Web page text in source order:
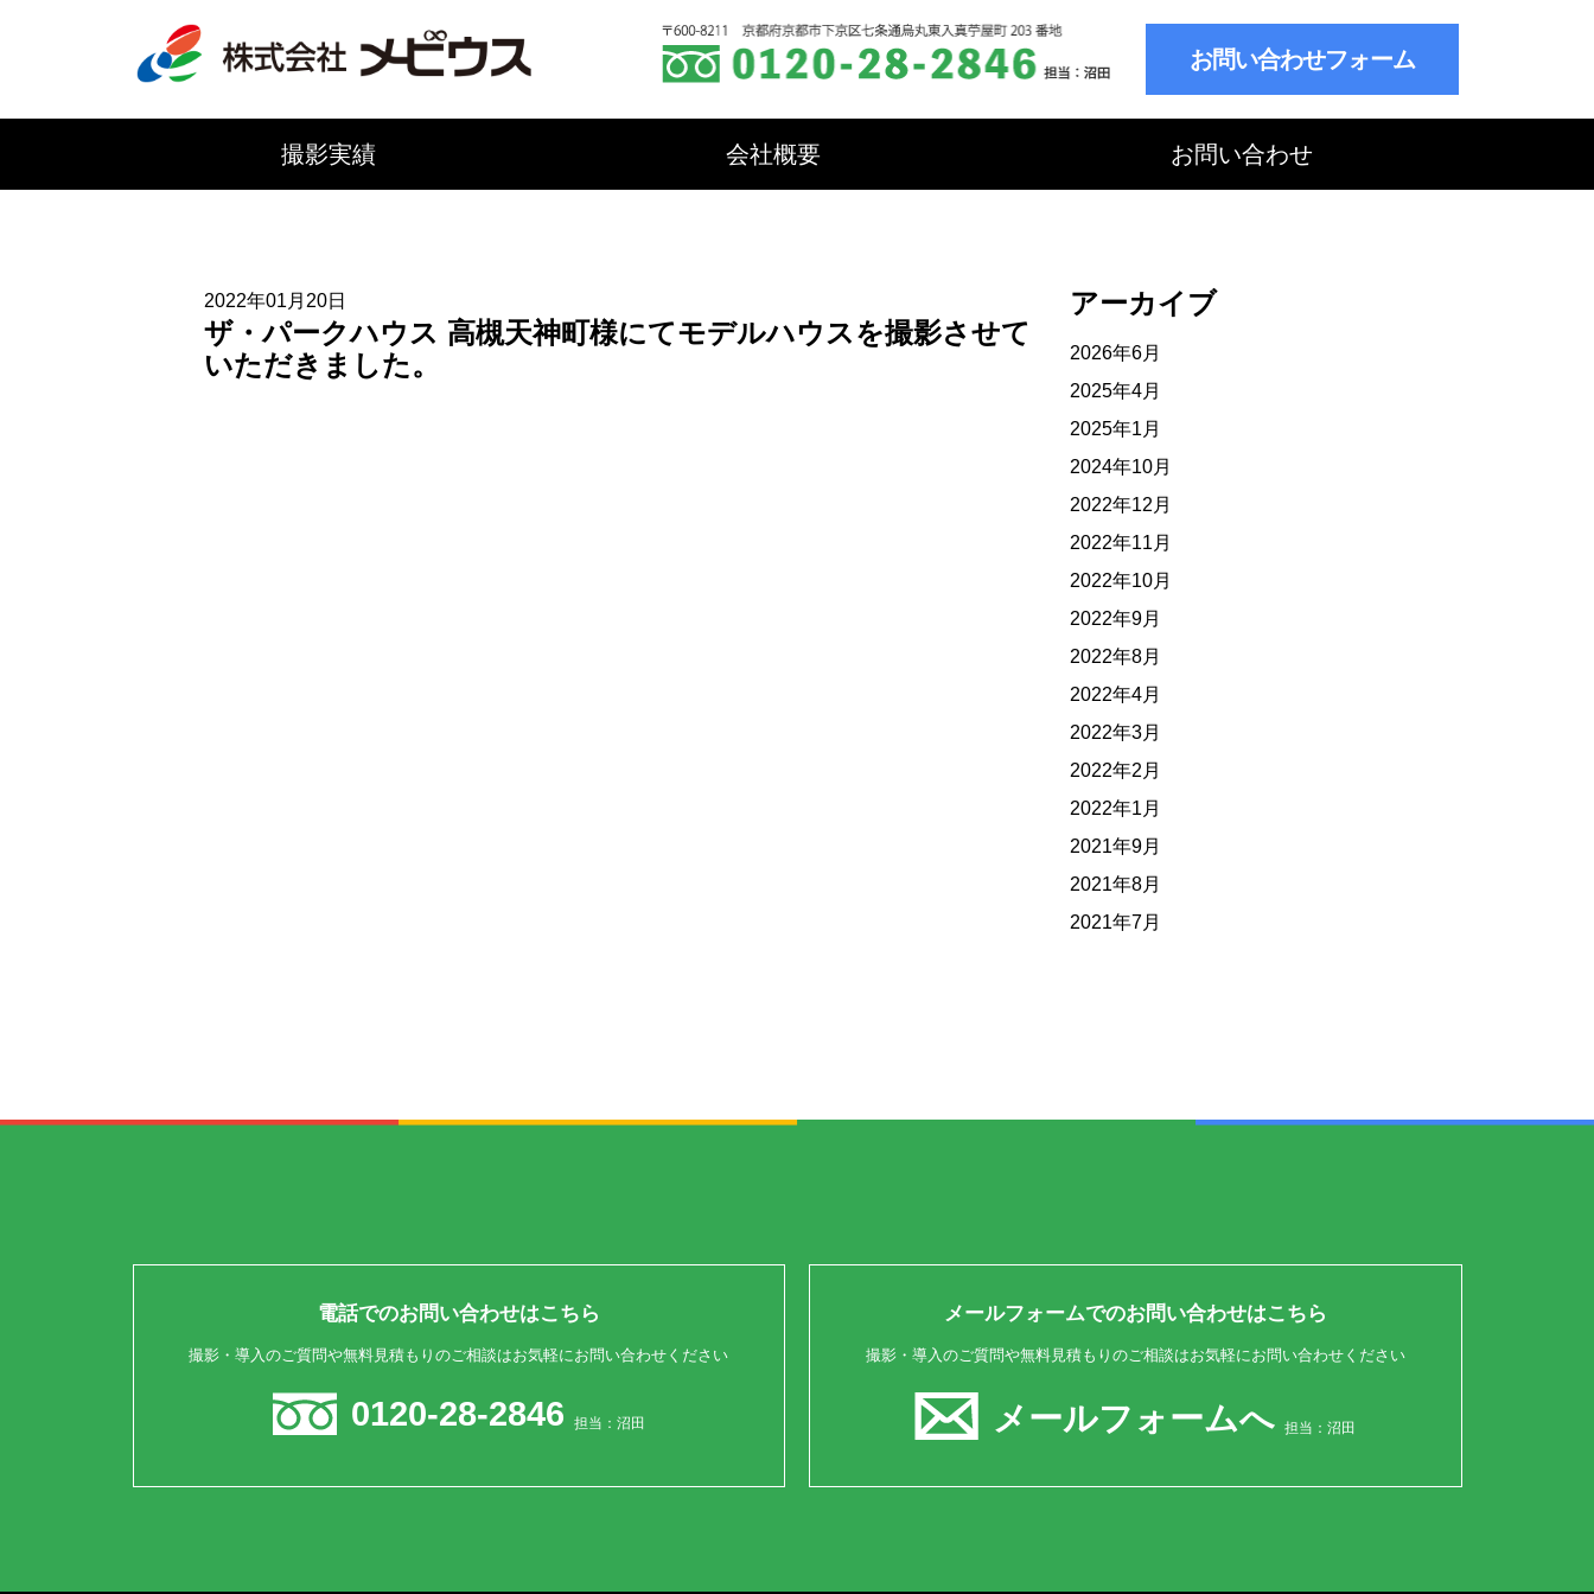
お問い合わせフォーム
撮影実績 会社概要 お問い合わせ
2022年01月20日
ザ・パークハウス 高槻天神町様にてモデルハウスを撮影させて
いただきました。
アーカイブ
2026年6月
2025年4月
2025年1月
2024年10月
2022年12月
2022年11月
2022年10月
2022年9月
2022年8月
2022年4月
2022年3月
2022年2月
2022年1月
2021年9月
2021年8月
2021年7月
電話でのお問い合わせはこちら
撮影・導入のご質問や無料見積もりのご相談はお気軽にお問い合わせください
0120-28-2846 担当：沼田
メールフォームでのお問い合わせはこちら
撮影・導入のご質問や無料見積もりのご相談はお気軽にお問い合わせください
メールフォームへ 担当：沼田